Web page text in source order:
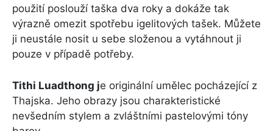
použití poslouží taška dva roky a dokáže tak
výrazně omezit spotřebu igelitových tašek. Můžete
ji neustále nosit u sebe složenou a vytáhnout ji
pouze v případě potřeby.
Tithi Luadthong je originální umělec pocházející z
Thajska. Jeho obrazy jsou charakteristické
nevšedním stylem a zvláštními pastelovými tóny